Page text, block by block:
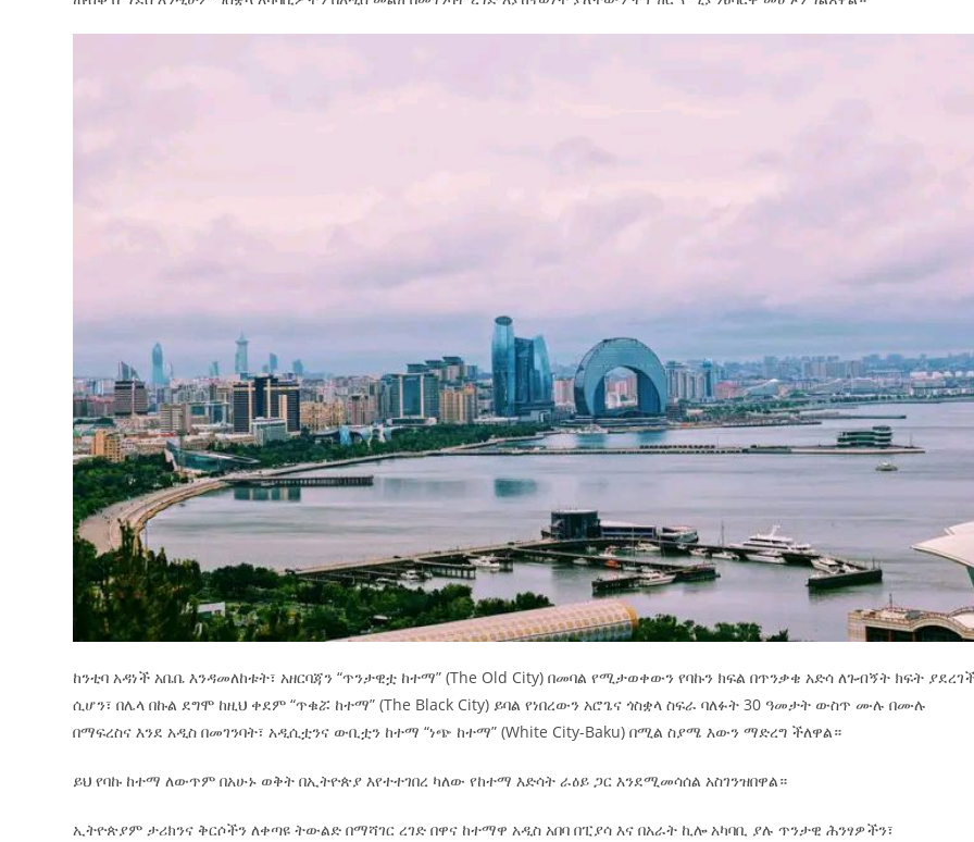
ከንቲባ አዳነች አቤቤ እንዳመለከቱት፣ አዘርባጃን “ጥንታዊቷ ከተማ” (The Old City) በመባል የሚታወቀውን የባኩን ክፍል በጥንቃቄ አድሳ ለጉብኝት ክፍት
ሲሆን፣ በሌላ በኩል ደግሞ ከዚህ ቀደም “ጥቁሯ ከተማ” (The Black City) ይባል የነበረውን አሮጌና ጎስቋላ ስፍራ ባለፉት 30 ዓመታት ውስጥ ሙሉ በሙሉ
በማፍረስና እንደ አዲስ በመገንባት፣ አዲሲቷንና ውቢቷን ከተማ “ነጭ ከተማ” (White City-Baku) በሚል ስያሜ እውን ማድረግ ችለዋል።
ይህ የባኩ ከተማ ለውጥም በአሁኑ ወቅት በኢትዮጵያ እየተተገበረ ካለው የከተማ እድሳት ራዕይ ጋር እንደሚመሳሰል አስገንዝበዋል።
ኢትዮጵያም ታሪክንና ቅርሶችን ለቀጣዩ ትውልድ በማሻገር ረገድ በዋና ከተማዋ አዲስ አበባ በፒያሳ እና በአራት ኪሎ አካባቢ ያሉ ጥንታዊ ሕንፃዎችን፣